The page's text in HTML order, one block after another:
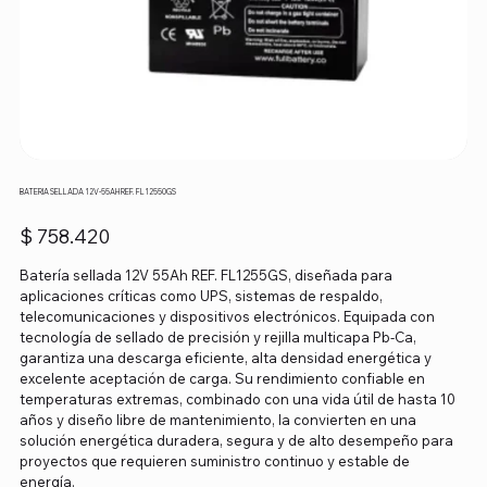
BATERIA SELLADA 12V-55AH REF. FL12550GS
Precio
$ 758.420
Batería sellada 12V 55Ah REF. FL1255GS, diseñada para
aplicaciones críticas como UPS, sistemas de respaldo,
telecomunicaciones y dispositivos electrónicos. Equipada con
tecnología de sellado de precisión y rejilla multicapa Pb-Ca,
garantiza una descarga eficiente, alta densidad energética y
excelente aceptación de carga. Su rendimiento confiable en
temperaturas extremas, combinado con una vida útil de hasta 10
años y diseño libre de mantenimiento, la convierten en una
solución energética duradera, segura y de alto desempeño para
proyectos que requieren suministro continuo y estable de
energía.